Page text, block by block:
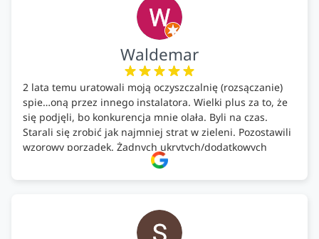
Waldemar
2 lata temu uratowali moją oczyszczalnię (rozsączanie)
spie…oną przez innego instalatora. Wielki plus za to, że
się podjęli, bo konkurencja mnie olała. Byli na czas.
Starali się zrobić jak najmniej strat w zieleni. Pozostawili
wzorowy porządek. Żadnych ukrytych/dodatkowych
kosztów. Zaskoczenie. Kontakt bardzo OK. Obsługa
pomontażowa również OK. A ich środki do oczyszczalni –